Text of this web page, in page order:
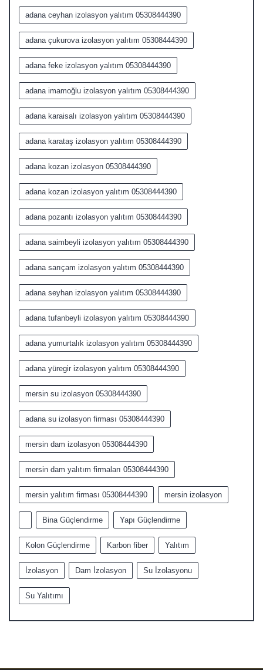
adana ceyhan izolasyon yalıtım 05308444390
adana çukurova izolasyon yalıtım 05308444390
adana feke izolasyon yalıtım 05308444390
adana imamoğlu izolasyon yalıtım 05308444390
adana karaisalı izolasyon yalıtım 05308444390
adana karataş izolasyon yalıtım 05308444390
adana kozan izolasyon 05308444390
adana kozan izolasyon yalıtım 05308444390
adana pozantı izolasyon yalıtım 05308444390
adana saimbeyli izolasyon yalıtım 05308444390
adana sarıçam izolasyon yalıtım 05308444390
adana seyhan izolasyon yalıtım 05308444390
adana tufanbeyli izolasyon yalıtım 05308444390
adana yumurtalık izolasyon yalıtım 05308444390
adana yüregir izolasyon yalıtım 05308444390
mersin su izolasyon 05308444390
adana su izolasyon firması 05308444390
mersin dam izolasyon 05308444390
mersin dam yalıtım firmaları 05308444390
mersin yalıtım firması 05308444390 mersin izolasyon
Bina Güçlendirme Yapı Güçlendirme
Kolon Güçlendirme Karbon fiber Yalıtım
İzolasyon Dam İzolasyon Su İzolasyonu
Su Yalıtımı